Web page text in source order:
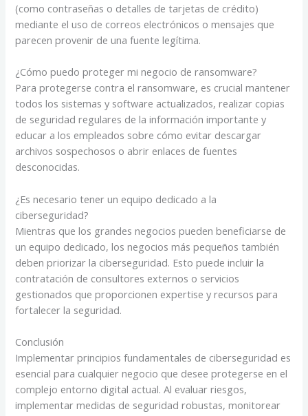
(como contraseñas o detalles de tarjetas de crédito)
mediante el uso de correos electrónicos o mensajes que
parecen provenir de una fuente legítima.
¿Cómo puedo proteger mi negocio de ransomware?
Para protegerse contra el ransomware, es crucial mantener
todos los sistemas y software actualizados, realizar copias
de seguridad regulares de la información importante y
educar a los empleados sobre cómo evitar descargar
archivos sospechosos o abrir enlaces de fuentes
desconocidas.
¿Es necesario tener un equipo dedicado a la
ciberseguridad?
Mientras que los grandes negocios pueden beneficiarse de
un equipo dedicado, los negocios más pequeños también
deben priorizar la ciberseguridad. Esto puede incluir la
contratación de consultores externos o servicios
gestionados que proporcionen expertise y recursos para
fortalecer la seguridad.
Conclusión
Implementar principios fundamentales de ciberseguridad es
esencial para cualquier negocio que desee protegerse en el
complejo entorno digital actual. Al evaluar riesgos,
implementar medidas de seguridad robustas, monitorear